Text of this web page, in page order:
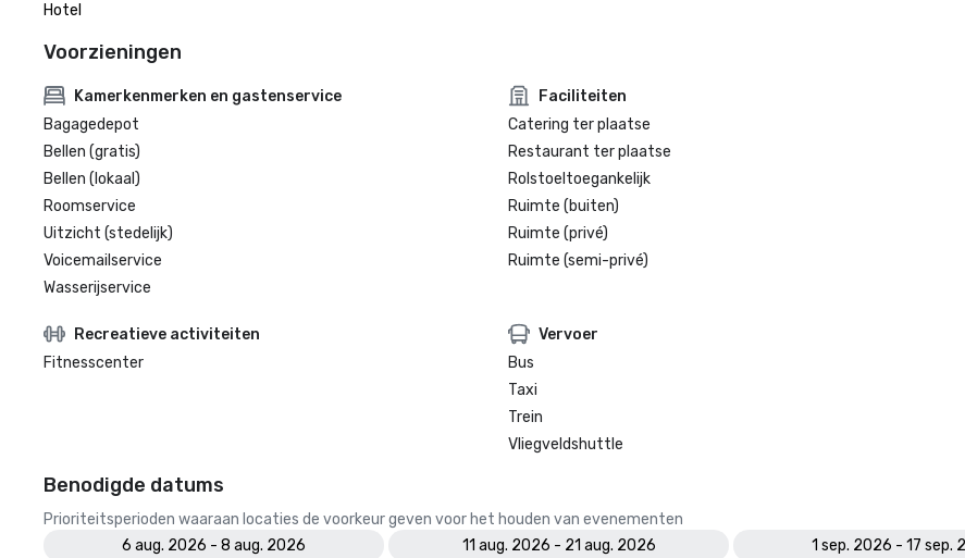
Hotel
Voorzieningen
Kamerkenmerken en gastenservice
Bagagedepot
Bellen (gratis)
Bellen (lokaal)
Roomservice
Uitzicht (stedelijk)
Voicemailservice
Wasserijservice
Faciliteiten
Catering ter plaatse
Restaurant ter plaatse
Rolstoeltoegankelijk
Ruimte (buiten)
Ruimte (privé)
Ruimte (semi-privé)
Recreatieve activiteiten
Fitnesscenter
Vervoer
Bus
Taxi
Trein
Vliegveldshuttle
Benodigde datums
Prioriteitsperioden waaraan locaties de voorkeur geven voor het houden van evenementen
6 aug. 2026 - 8 aug. 2026
11 aug. 2026 - 21 aug. 2026
1 sep. 2026 - 17 sep.